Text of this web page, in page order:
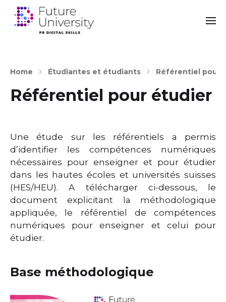
Home Étudiantes et étudiants Référentiel pour
Référentiel pour étudier
Une étude sur les référentiels a permis
d’identifier les compétences numériques
nécessaires pour enseigner et pour étudier
dans les hautes écoles et universités suisses
(HES/HEU). A télécharger ci-dessous, le
document explicitant la méthodologique
appliquée, le référentiel de compétences
numériques pour enseigner et celui pour
étudier.
Base méthodologique